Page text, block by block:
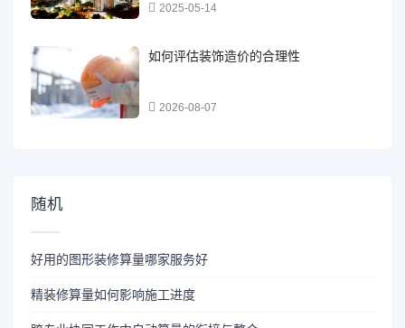
2025-05-14
如何评估装饰造价的合理性
2026-08-07
随机
好用的图形装修算量哪家服务好
精装修算量如何影响施工进度